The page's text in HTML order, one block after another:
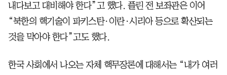
내다보고 대비해야 한다”고 했다. 플린 전 보좌관은 이어
“북한의 핵기술이 파키스탄·이란·시리아 등으로 확산되는
것을 막아야 한다”고도 했다.
한국 사회에서 나오는 자체 핵무장론에 대해서는 “내가 여러